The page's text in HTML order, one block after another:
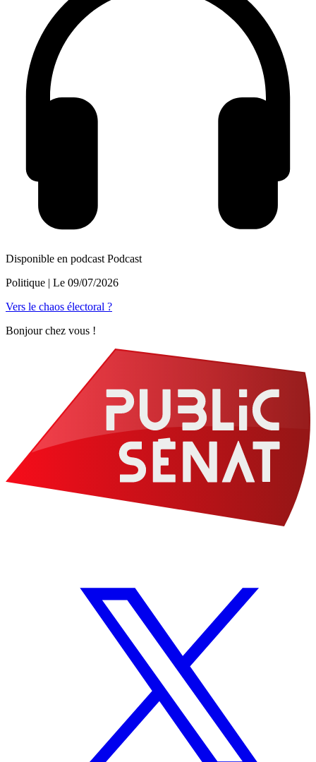
Disponible en podcast Podcast
Politique | Le 09/07/2026
Vers le chaos électoral ?
Bonjour chez vous !